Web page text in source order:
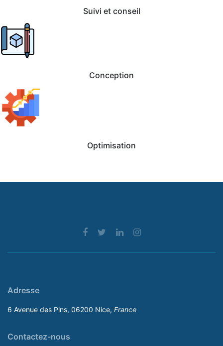
Suivi et conseil
Conception
Optimisation
Adresse
6 Avenue des Pins, 06200 Nice, France
Contactez-nous